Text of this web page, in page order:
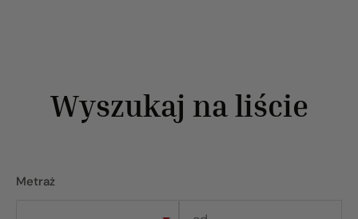
Wyszukaj na liście
Metraż